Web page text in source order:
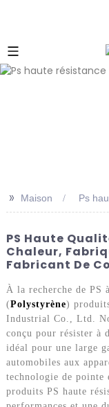
>> Maison Ps
PS Haute
Chaleur,
Fabricant De
À la recherche de PS
(Polystyrène)
Industrial Co., Ltd.
conçu pour résister à
idéal pour une large
automobiles aux
technologie de pointe
produits PS haute